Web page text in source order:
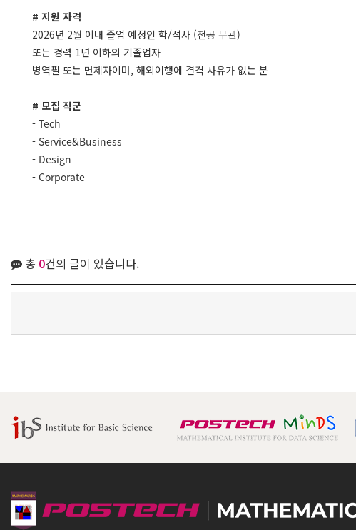
# 지원 자격
2026년 2월 이내 졸업 예정인 학/석사 (전공 무관)
또는 경력 1년 이하의 기졸업자
병역필 또는 면제자이며, 해외여행에 결격 사유가 없는 분
# 모집 직군
- Tech
- Service&Business
- Design
- Corporate
총 0건의 글이 있습니다.